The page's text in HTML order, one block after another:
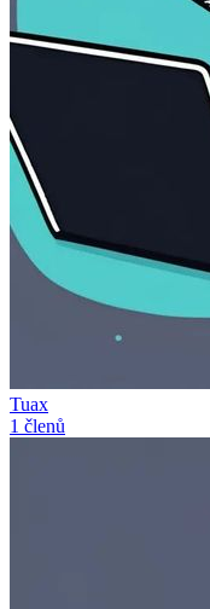
Tuax
1 členů